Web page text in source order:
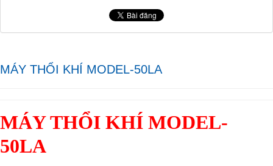
MÁY THỔI KHÍ MODEL-50LA
MÁY THỔI KHÍ MODEL-
50LA